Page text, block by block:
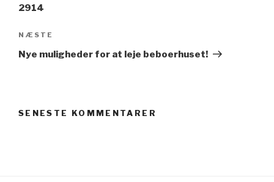
2914
Næste
indlæg
NÆSTE
Nye muligheder for at leje beboerhuset!
SENESTE KOMMENTARER